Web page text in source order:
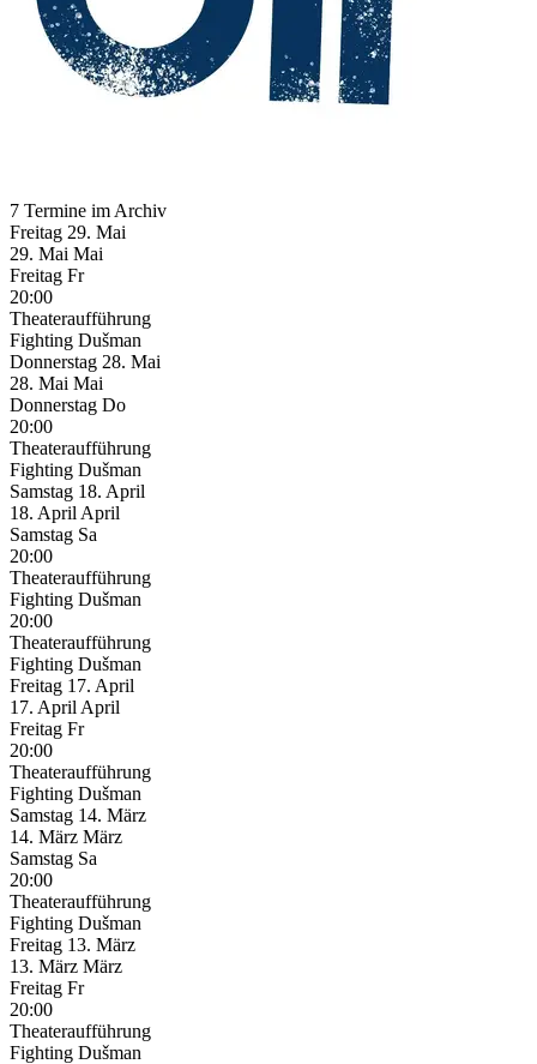
7 Termine im Archiv
Freitag 29. Mai
29. Mai Mai
Freitag Fr
20:00
Theateraufführung
Fighting Dušman
Donnerstag 28. Mai
28. Mai Mai
Donnerstag Do
20:00
Theateraufführung
Fighting Dušman
Samstag 18. April
18. April April
Samstag Sa
20:00
Theateraufführung
Fighting Dušman
20:00
Theateraufführung
Fighting Dušman
Freitag 17. April
17. April April
Freitag Fr
20:00
Theateraufführung
Fighting Dušman
Samstag 14. März
14. März März
Samstag Sa
20:00
Theateraufführung
Fighting Dušman
Freitag 13. März
13. März März
Freitag Fr
20:00
Theateraufführung
Fighting Dušman